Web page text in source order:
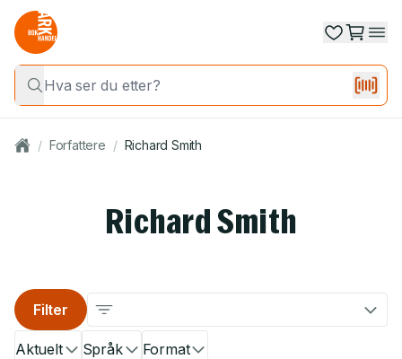
/ Forfattere / Richard Smith
Richard Smith
Aktuelt Språk Format
Filter